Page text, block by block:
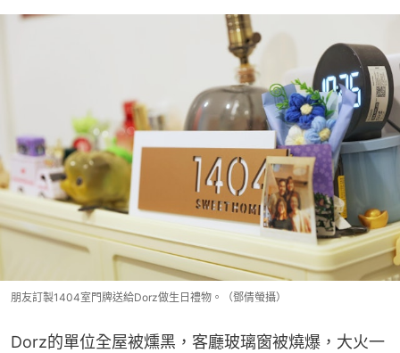
朋友訂製1404室門牌送給Dorz做生日禮物。（鄧倩螢攝）
Dorz的單位全屋被燻黑，客廳玻璃窗被燒爆，大火一